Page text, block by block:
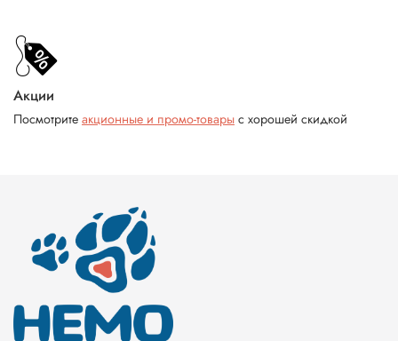
Акции
Посмотрите акционные и промо-товары с хорошей скидкой